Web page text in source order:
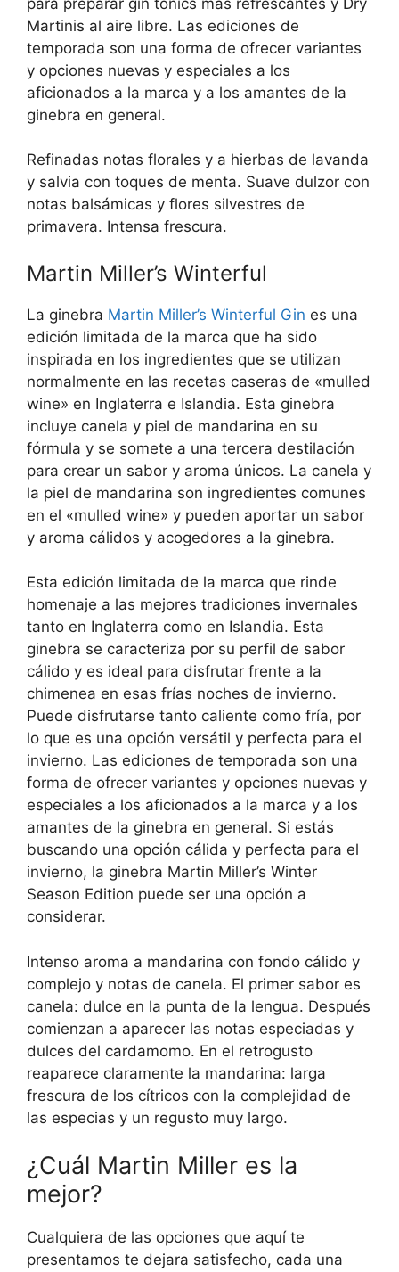
Martinis al aire libre. Las ediciones de
temporada son una forma de ofrecer variantes
y opciones nuevas y especiales a los
aficionados a la marca y a los amantes de la
ginebra en general.
Refinadas notas florales y a hierbas de lavanda
y salvia con toques de menta. Suave dulzor con
notas balsámicas y flores silvestres de
primavera. Intensa frescura.
Martin Miller’s Winterful
La ginebra Martin Miller’s Winterful Gin es una
edición limitada de la marca que ha sido
inspirada en los ingredientes que se utilizan
normalmente en las recetas caseras de «mulled
wine» en Inglaterra e Islandia. Esta ginebra
incluye canela y piel de mandarina en su
fórmula y se somete a una tercera destilación
para crear un sabor y aroma únicos. La canela y
la piel de mandarina son ingredientes comunes
en el «mulled wine» y pueden aportar un sabor
y aroma cálidos y acogedores a la ginebra.
Esta edición limitada de la marca que rinde
homenaje a las mejores tradiciones invernales
tanto en Inglaterra como en Islandia. Esta
ginebra se caracteriza por su perfil de sabor
cálido y es ideal para disfrutar frente a la
chimenea en esas frías noches de invierno.
Puede disfrutarse tanto caliente como fría, por
lo que es una opción versátil y perfecta para el
invierno. Las ediciones de temporada son una
forma de ofrecer variantes y opciones nuevas y
especiales a los aficionados a la marca y a los
amantes de la ginebra en general. Si estás
buscando una opción cálida y perfecta para el
invierno, la ginebra Martin Miller’s Winter
Season Edition puede ser una opción a
considerar.
Intenso aroma a mandarina con fondo cálido y
complejo y notas de canela. El primer sabor es
canela: dulce en la punta de la lengua. Después
comienzan a aparecer las notas especiadas y
dulces del cardamomo. En el retrogusto
reaparece claramente la mandarina: larga
frescura de los cítricos con la complejidad de
las especias y un regusto muy largo.
¿Cuál Martin Miller es la
mejor?
Cualquiera de las opciones que aquí te
presentamos te dejara satisfecho, cada una